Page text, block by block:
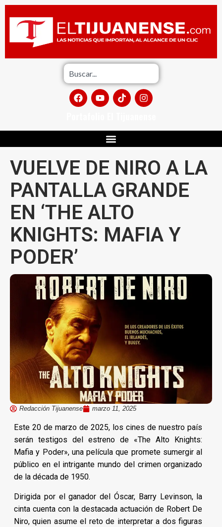
VUELVE DE NIRO A LA
PANTALLA GRANDE
EN ‘THE ALTO
KNIGHTS: MAFIA Y
PODER’
Redacción Tijuanense marzo 11, 2025
Este 20 de marzo de 2025, los cines de nuestro país
serán testigos del estreno de «The Alto Knights:
Mafia y Poder», una película que promete sumergir al
público en el intrigante mundo del crimen organizado
de la década de 1950.
Dirigida por el ganador del Óscar, Barry Levinson, la
cinta cuenta con la destacada actuación de Robert De
Niro, quien asume el reto de interpretar a dos figuras